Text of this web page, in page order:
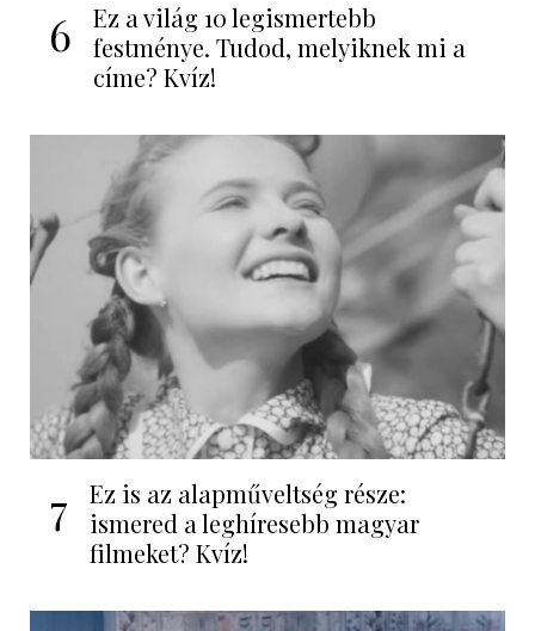
6
Ez a világ 10 legismertebb
festménye. Tudod, melyiknek mi a
címe? Kvíz!
7
Ez is az alapműveltség része:
ismered a leghíresebb magyar
filmeket? Kvíz!